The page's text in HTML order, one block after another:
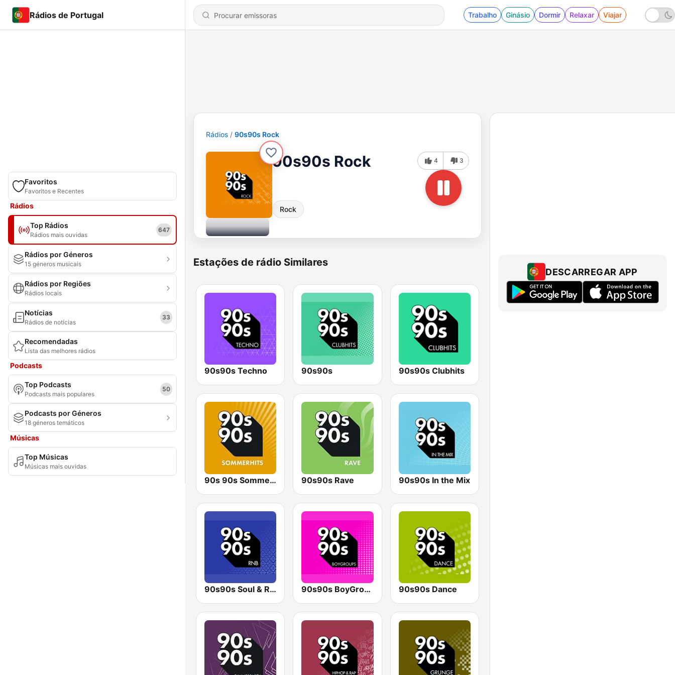
Rádios de Portugal Trabalho Ginásio Dormir Relaxar Viajar
Favoritos
Favoritos e Recentes
Rádios
Top Rádios
Rádios mais ouvidas
647
Rádios por Géneros
15 géneros musicais
Rádios por Regiões
Rádios locais
Notícias
Rádios de notícias
33
Recomendadas
Lista das melhores rádios
Podcasts
Top Podcasts
Podcasts mais populares
50
Podcasts por Géneros
18 géneros temáticos
Músicas
Top Músicas
Músicas mais ouvidas
Rádios 90s90s Rock
90s90s Rock
Rock
4 3
Estações de rádio Similares
90s90s Techno 90s90s 90s90s Clubhits
90s 90s Sommerhits 90s90s Rave 90s90s In the Mix
90s90s Soul & R&B 90s90s BoyGroups 90s90s Dance
DESCARREGAR APP